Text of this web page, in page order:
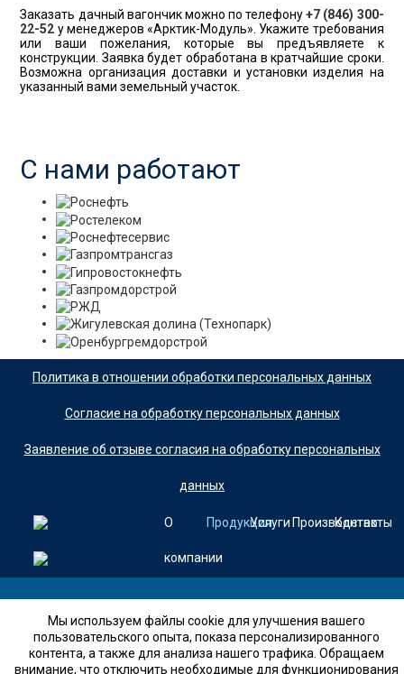
Заказать дачный вагончик можно по телефону+7 (846) 300-
22-52 у менеджеров «Арктик-Модуль». Укажите требования
или ваши пожелания, которые вы предъявляете к
конструкции. Заявка будет обработана в кратчайшие сроки.
Возможна организация доставки и установки изделия на
указанный вами земельный участок.
С нами работают
Мы используем файлы cookie для улучшения вашего
пользовательского опыта, показа персонализированного
контента, а также для анализа нашего трафика. Обращаем
внимание, что отключить необходимые для функционирования
Политика в отношении обработки персональных данных
Согласие на обработку персональных данных
Заявление об отзыве согласия на обработку персональных
данных
О
компании
Продукция
Услуги Производство
Контакты
8 (800) 700-23-41